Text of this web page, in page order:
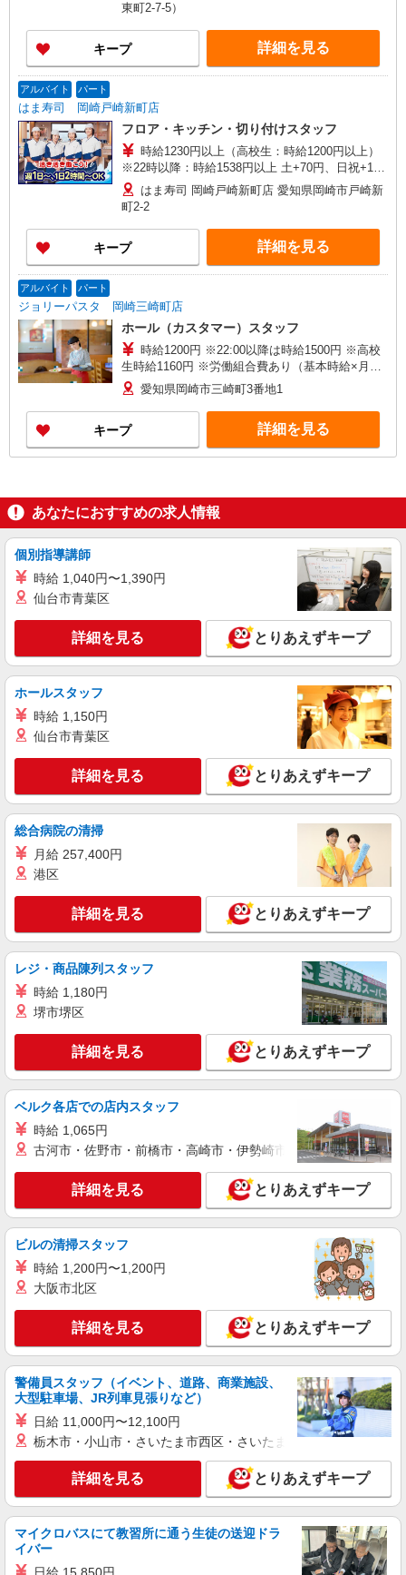
東町2-7-5）
キープ 詳細を見る
アルバイト パート
はま寿司 岡崎戸崎新町店
フロア・キッチン・切り付けスタッフ
時給1230円以上（高校生：時給1200円以上）
※22時以降：時給1538円以上 土+70円、日祝+100
円
はま寿司 岡崎戸崎新町店 愛知県岡崎市戸崎新
町2-2
キープ 詳細を見る
アルバイト パート
ジョリーパスタ 岡崎三崎町店
ホール（カスタマー）スタッフ
時給1200円 ※22:00以降は時給1500円 ※高校
生時給1160円 ※労働組合費あり（基本時給×月間
時間数×1.8％） ■土日・祝手当 土日・祝は時給＋
50円
愛知県岡崎市三崎町3番地1
キープ 詳細を見る
あなたにおすすめの求人情報
個別指導講師
時給 1,040円〜1,390円
仙台市青葉区
詳細を見る とりあえずキープ
ホールスタッフ
時給 1,150円
仙台市青葉区
詳細を見る とりあえずキープ
総合病院の清掃
月給 257,400円
港区
詳細を見る とりあえずキープ
レジ・商品陳列スタッフ
時給 1,180円
堺市堺区
詳細を見る とりあえずキープ
ベルク各店での店内スタッフ
時給 1,065円
古河市・佐野市・前橋市・高崎市・伊勢崎市・太田市・館林市
詳細を見る とりあえずキープ
ビルの清掃スタッフ
時給 1,200円〜1,200円
大阪市北区
詳細を見る とりあえずキープ
警備員スタッフ（イベント、道路、商業施設、
大型駐車場、JR列車見張りなど）
日給 11,000円〜12,100円
栃木市・小山市・さいたま市西区・さいたま市岩槻区・久喜市・
詳細を見る とりあえずキープ
マイクロバスにて教習所に通う生徒の送迎ドラ
イバー